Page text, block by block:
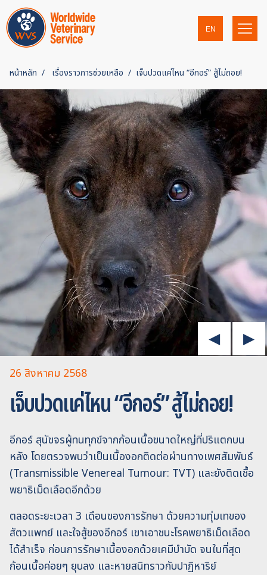
EN
หน้าหลัก เรื่องราวการช่วยเหลือ เจ็บปวดแค่ไหน “อีกอร์” สู้ไม่ถอย!
26 สิงหาคม 2568
เจ็บปวดแค่ไหน “อีกอร์” สู้ไม่ถอย!
อีกอร์ สุนัขจรผู้ทนทุกข์จากก้อนเนื้อขนาดใหญ่ที่ปริแตกบน
หลัง โดยตรวจพบว่าเป็นเนื้องอกติดต่อผ่านทางเพศสัมพันธ์
(Transmissible Venereal Tumour: TVT) และยังติดเชื้อ
พยาธิเม็ดเลือดอีกด้วย
ตลอดระยะเวลา 3 เดือนของการรักษา ด้วยความทุ่มเทของ
สัตวแพทย์ และใจสู้ของอีกอร์ เขาเอาชนะโรคพยาธิเม็ดเลือด
ได้สำเร็จ ก่อนการรักษาเนื้องอกด้วยเคมีบำบัด จนในที่สุด
ก้อนเนื้อค่อยๆ ยุบลง และหายสนิทราวกับปาฏิหาริย์